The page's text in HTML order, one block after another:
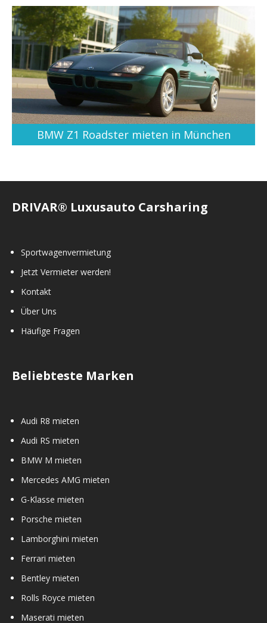
BMW Z1 Roadster mieten in München
DRIVAR® Luxusauto Carsharing
Sportwagenvermietung
Jetzt Vermieter werden!
Kontakt
Über Uns
Häufige Fragen
Beliebteste Marken
Audi R8 mieten
Audi RS mieten
BMW M mieten
Mercedes AMG mieten
G-Klasse mieten
Porsche mieten
Lamborghini mieten
Ferrari mieten
Bentley mieten
Rolls Royce mieten
Maserati mieten